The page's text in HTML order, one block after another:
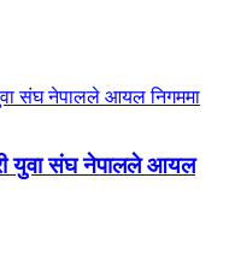
युवा संघ नेपालले आयल